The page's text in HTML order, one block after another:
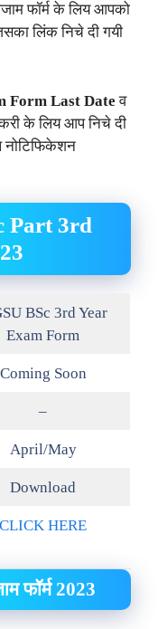
फॉर्म के लिय आपको
लिंक निचे दी गयी
Form Last Date व
के लिय आप निचे दी
नोटिफिकेशन
Part 3rd
BSc 3rd Year
Exam Form
Coming Soon
–
April/May
Download
CLICK HERE
फॉर्म 2023